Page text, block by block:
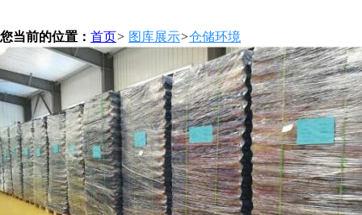
您当前的位置： 首页> 图库展示>仓储环境